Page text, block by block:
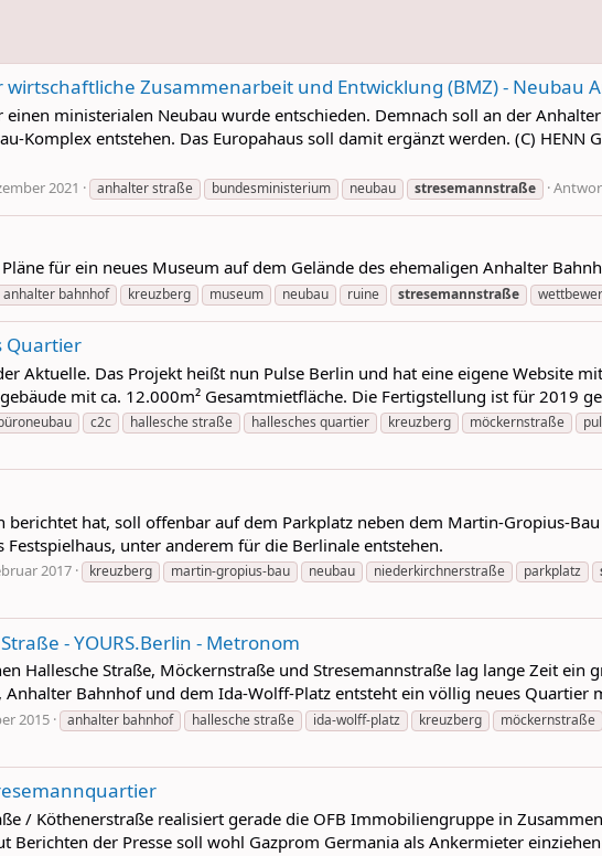
Zusammenarbeit und Entwicklung (BMZ) - Neubau
ministerialen Neubau wurde entschieden. Demnach soll an der
Komplex entstehen. Das Europahaus soll damit ergänzt werden. (C) HENN
2021 anhalter straße bundesministerium neubau stresemannstraße
für ein neues Museum auf dem Gelände des ehemaligen Anhalter
anhalter bahnhof kreuzberg museum neubau ruine stresemannstraße
Quartier
Aktuelle. Das Projekt heißt nun Pulse Berlin und hat eine eigene Website
mit ca. 12.000m² Gesamtmietfläche. Die Fertigstellung ist für 2019
c2c hallesche straße hallesches quartier kreuzberg möckernstraße
berichtet hat, soll offenbar auf dem Parkplatz neben dem Martin-Gropius-
Festspielhaus, unter anderem für die Berlinale entstehen.
2017 kreuzberg martin-gropius-bau neubau niederkirchnerstraße parkplatz
- YOURS.Berlin - Metronom
Hallesche Straße, Möckernstraße und Stresemannstraße lag lange Zeit ein
Bahnhof und dem Ida-Wolff-Platz entsteht ein völlig neues Quartier
2015 anhalter bahnhof hallesche straße ida-wolff-platz kreuzberg möckernstraße
/ Köthenerstraße realisiert gerade die OFB Immobiliengruppe in
Berichten der Presse soll wohl Gazprom Germania als Ankermieter